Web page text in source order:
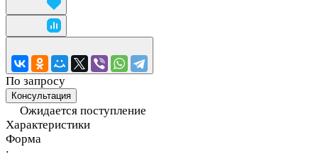
По запросу
Консультация
Ожидается поступление
Характеристики
Форма